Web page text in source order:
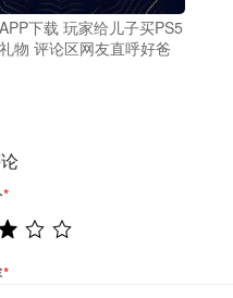
下载 玩家给儿子买PS5
物 评论区网友直呼好爸
*
*